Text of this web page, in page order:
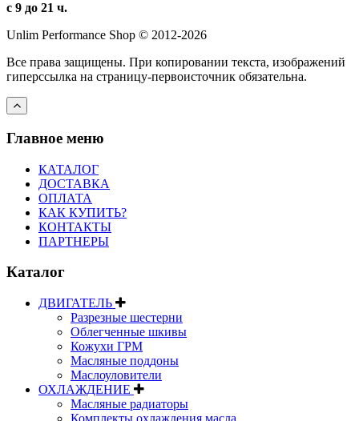
с 9 до 21 ч.
Unlim Performance Shop © 2012-2026
Все права защищены. При копировании текста, изображений
гиперссылка на страницу-первоисточник обязательна.
Главное меню
КАТАЛОГ
ДОСТАВКА
ОПЛАТА
КАК КУПИТЬ?
КОНТАКТЫ
ПАРТНЕРЫ
Каталог
ДВИГАТЕЛЬ
Разрезные шестерни
Облегченные шкивы
Кожухи ГРМ
Масляные поддоны
Маслоуловители
ОХЛАЖДЕНИЕ
Масляные радиаторы
Комплекты охлаждения масла